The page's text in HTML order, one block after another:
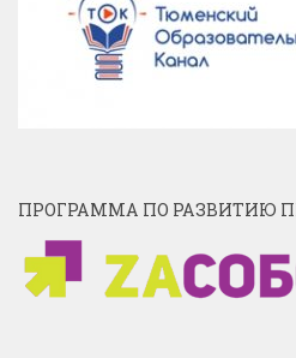
ПРОГРАММА ПО РАЗВИТИЮ